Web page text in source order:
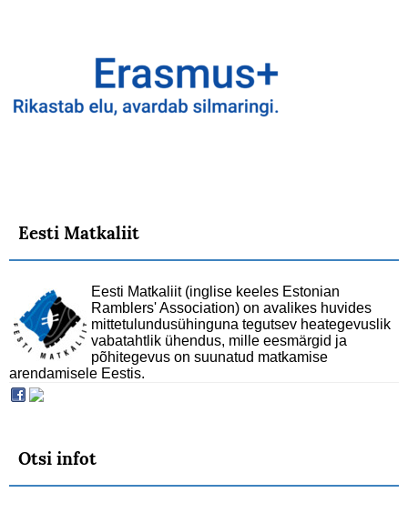
Eesti Matkaliit
Eesti Matkaliit (inglise keeles Estonian
Ramblers' Association) on avalikes huvides
mittetulundusühinguna tegutsev heategevuslik
vabatahtlik ühendus, mille eesmärgid ja
põhitegevus on suunatud matkamise
arendamisele Eestis.
Otsi infot